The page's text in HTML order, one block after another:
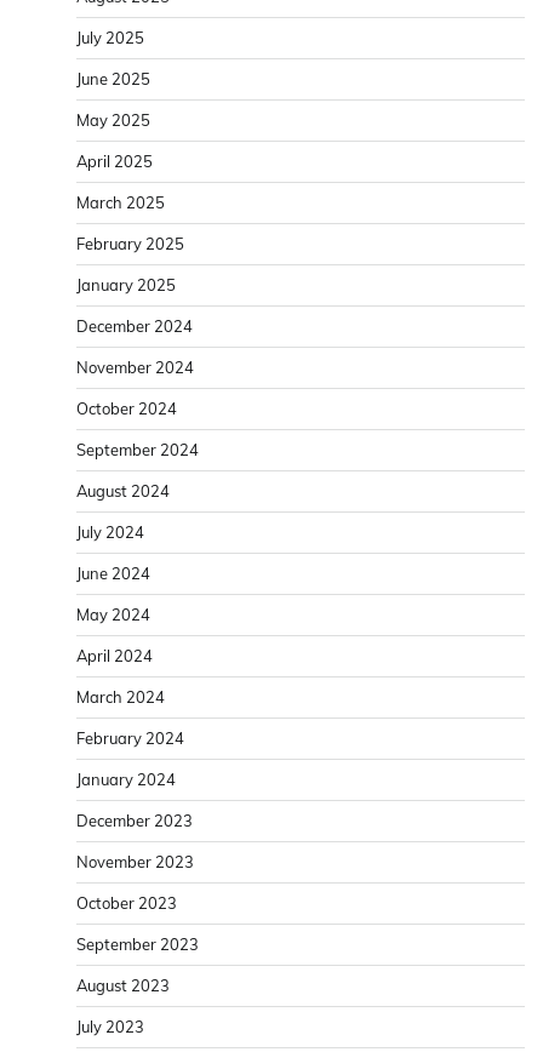
July 2025
June 2025
May 2025
April 2025
March 2025
February 2025
January 2025
December 2024
November 2024
October 2024
September 2024
August 2024
July 2024
June 2024
May 2024
April 2024
March 2024
February 2024
January 2024
December 2023
November 2023
October 2023
September 2023
August 2023
July 2023